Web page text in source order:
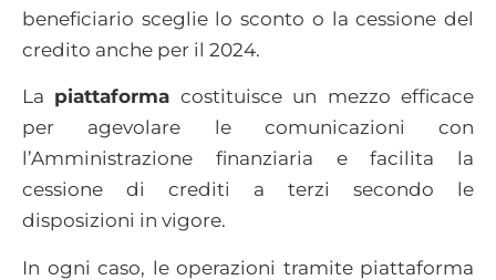
beneficiario sceglie lo sconto o la cessione del
credito anche per il 2024.
La piattaforma costituisce un mezzo efficace
per agevolare le comunicazioni con
l’Amministrazione finanziaria e facilita la
cessione di crediti a terzi secondo le
disposizioni in vigore.
In ogni caso, le operazioni tramite piattaforma